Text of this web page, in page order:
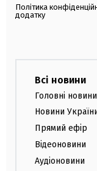
Політика
додатку
Всі новини
Головні новини
Новини
Прямий ефір
Відеоновини
Аудіоновини